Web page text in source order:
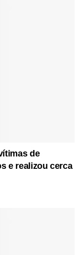
de
e realizou cerca